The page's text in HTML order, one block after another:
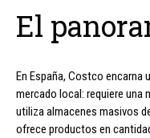
El
En España, Costco encarna
mercado local: requiere una
utiliza almacenes masivos
ofrece productos en